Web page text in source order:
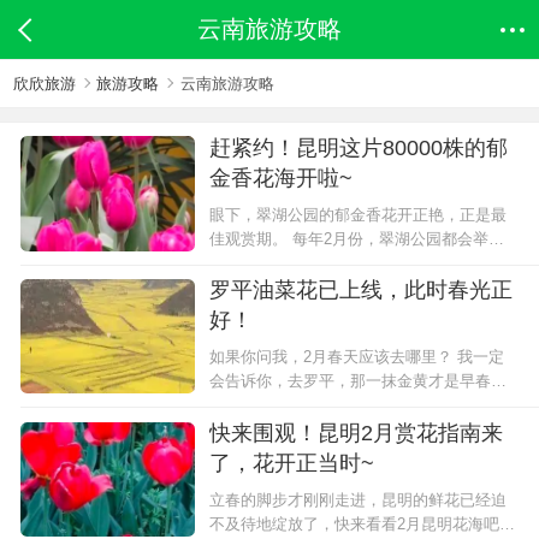
云南旅游攻略
欣欣旅游 旅游攻略 云南旅游攻略
赶紧约！昆明这片80000株的郁
金香花海开啦~
眼下，翠湖公园的郁金香花开正艳，正是最
佳观赏期。 每年2月份，翠湖公园都会举办
年翠湖公园共栽种郁金香80000余株，颜色以
红、黄、粉、复色为主。 除了郁金香，还有
其他时...
罗平油菜花已上线，此时春光正
好！
如果你问我，2月春天应该去哪里？ 我一定
会告诉你，去罗平，那一抹金黄才是早春最
但说到油菜花海，很多人脑海里首先想起
的，就是罗平，因为对比起其他地方的花
田，它实属特....
快来围观！昆明2月赏花指南来
了，花开正当时~
立春的脚步才刚刚走进，昆明的鲜花已经迫
不及待地绽放了，快来看看2月昆明花海吧！